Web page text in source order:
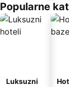
Popularne
Luksuzni